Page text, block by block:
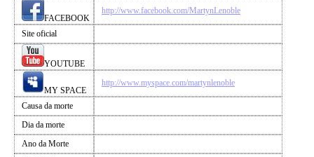
FACEBOOK
http://www.facebook.com/MartynLenoble
Site oficial
YOUTUBE
MY SPACE
http://www.myspace.com/martynlenoble
Causa da morte
Dia da morte
Ano da Morte